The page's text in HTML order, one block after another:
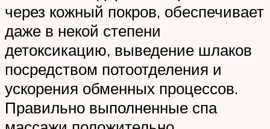
через кожный покров, обеспечивает
даже в некой степени
детоксикацию, выведение шлаков
посредством потоотделения и
ускорения обменных процессов.
Правильно выполненные спа